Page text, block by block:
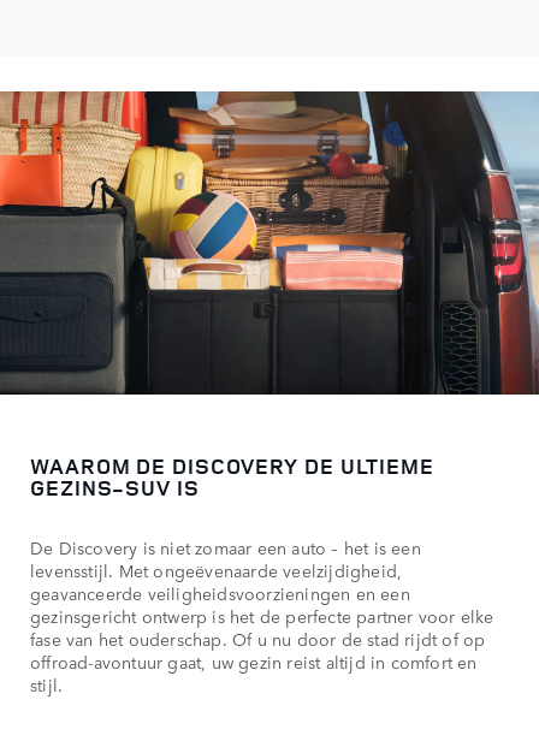
WAAROM DE DISCOVERY DE ULTIEME
GEZINS-SUV IS
De Discovery is niet zomaar een auto – het is een
levensstijl. Met ongeëvenaarde veelzijdigheid,
geavanceerde veiligheidsvoorzieningen en een
gezinsgericht ontwerp is het de perfecte partner voor elke
fase van het ouderschap. Of u nu door de stad rijdt of op
offroad-avontuur gaat, uw gezin reist altijd in comfort en
stijl.